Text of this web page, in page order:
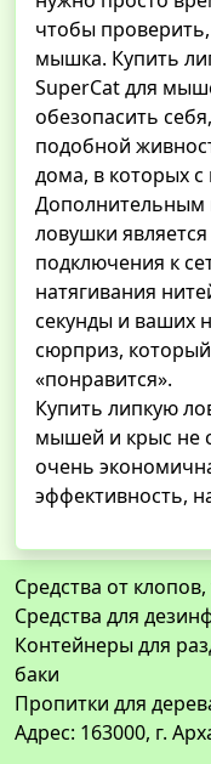
чтобы
мышка. Купить
SuperCat для
обезопасить
подобной
дома, в которых
Дополнительным
ловушки
подключения к
натягивания
секунды и ваших
сюрприз,
«понравится».
Купить липкую
мышей и крыс не
очень
эффективность,
Средства от
Средства для
Контейнеры для
баки
Пропитки для
Адрес: 163000, г.